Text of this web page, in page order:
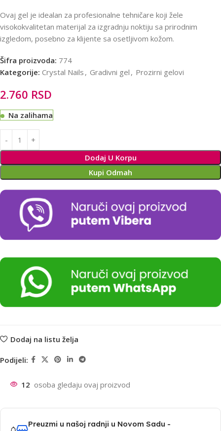
Ovaj gel je idealan za profesionalne tehničare koji žele
visokokvalitetan materijal za izgradnju noktiju sa prirodnim
izgledom, posebno za klijente sa osetljivom kožom.
Šifra proizvoda: 774
Kategorije: Crystal Nails , Gradivni gel , Prozirni gelovi
2.760 RSD
Na zalihama
Dodaj U Korpu
Kupi Odmah
Alternative:
Dodaj na listu želja
Podijeli:
12 osoba gledaju ovaj proizvod
Preuzmi u našoj radnji u Novom Sadu -